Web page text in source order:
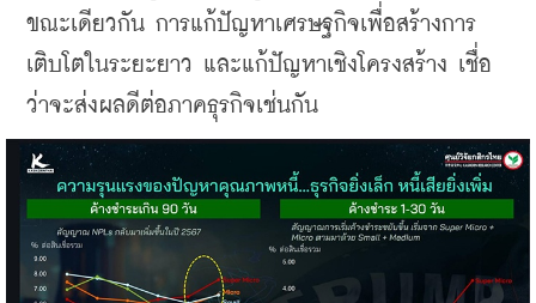
ขณะเดียวกัน การแก้ปัญหาเศรษฐกิจเพื่อสร้างการ
เติบโตในระยะยาว และแก้ปัญหาเชิงโครงสร้าง เชื่อ
ว่าจะส่งผลดีต่อภาคธุรกิจเช่นกัน